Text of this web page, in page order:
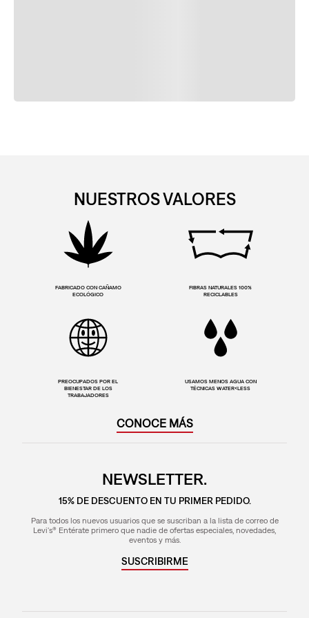
NUESTROS VALORES
FABRICADO CON CAÑAMO
ECOLÓGICO
FIBRAS NATURALES 100%
RECICLABLES
PREOCUPADOS POR EL
BIENESTAR DE LOS
TRABAJADORES
USAMOS MENOS AGUA CON
TÉCNICAS WATER<LESS
CONOCE MÁS
NEWSLETTER.
15% DE DESCUENTO EN TU PRIMER PEDIDO.
Para todos los nuevos usuarios que se suscriban a la lista de correo de
Levi's® Entérate primero que nadie de ofertas especiales, novedades,
eventos y más.
SUSCRIBIRME